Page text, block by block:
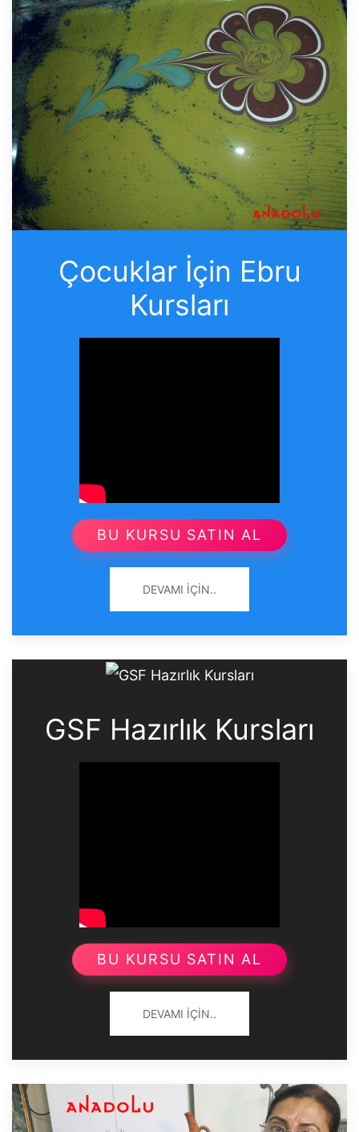
Çocuklar İçin Ebru
Kursları
BU KURSU SATIN AL
DEVAMI İÇIN..
GSF Hazırlık Kursları
BU KURSU SATIN AL
DEVAMI İÇIN..